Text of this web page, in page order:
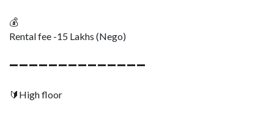
💰
Rental fee -15 Lakhs (Nego)
➖➖➖➖➖➖➖➖➖➖➖➖➖➖
🔰High floor